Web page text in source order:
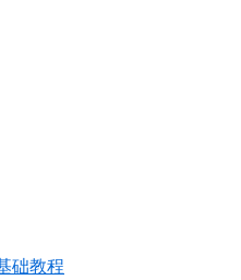
础教程